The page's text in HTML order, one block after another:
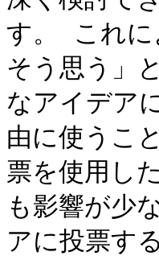
す。 これに
そう思う」
なアイデア
由に使うこ
票を使用し
も影響が少
アに投票す